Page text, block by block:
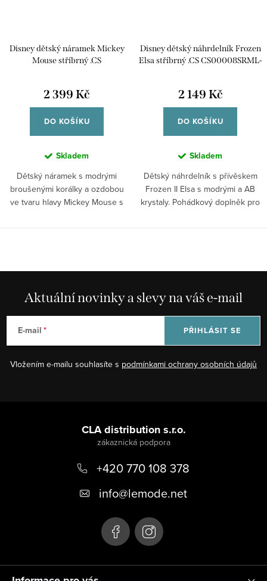
Disney dětský náramek Mickey
Mouse stříbrný .CS
2 399 Kč
DO KOŠÍKU
Skladem
Dětský náramek s modrými
broušenými korálky a ozdobou
ve tvaru hlavy Mickey Mouse s
Disney dětský náhrdelník Frozen
Elsa stříbrný .CS CS00008SRML-
2 149 Kč
DO KOŠÍKU
Skladem
Dětský náhrdelník s přívěskem
Frozen II Elsa s modrými a AB
krystaly. Pohádkový doplněk pro
Aktuální novinky a slevy na váš e-mail
E-mail
Vložením e-mailu souhlasíte s podmínkami ochrany osobních údajů
PŘIHLÁSIT SE
CLA distribution s.r.o.
+420 770 108 378
info@lemode.net